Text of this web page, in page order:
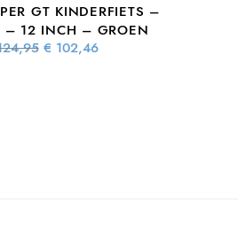
GT KINDERFIETS –
– 12 INCH – GROEN
Oorspronkelijke
prijs was:
€ 102,46